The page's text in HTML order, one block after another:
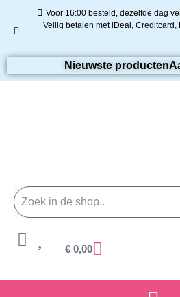
Voor 16:00 besteld, dezelfde dag
Veilig betalen met iDeal, Creditcard,
Nieuwste producten
€ 0,00